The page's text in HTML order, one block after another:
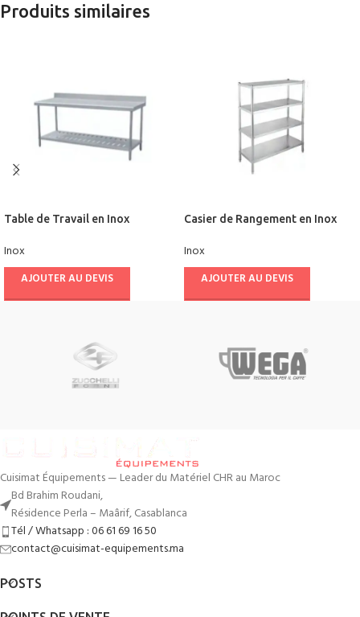
Produits similaires
Table de Travail en Inox
Inox
AJOUTER AU DEVIS
Casier de Rangement en Inox
Inox
AJOUTER AU DEVIS
Cuisimat Équipements — Leader du Matériel CHR au Maroc
Bd Brahim Roudani,
Résidence Perla – Maârif, Casablanca
Tél / Whatsapp : 06 61 69 16 50
contact@cuisimat-equipements.ma
POSTS